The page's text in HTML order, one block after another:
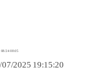
08/24 08:05